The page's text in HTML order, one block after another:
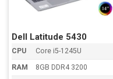
Dell Latitude 5430
CPU
Core i5-1245U
RAM
8GB DDR4 3200